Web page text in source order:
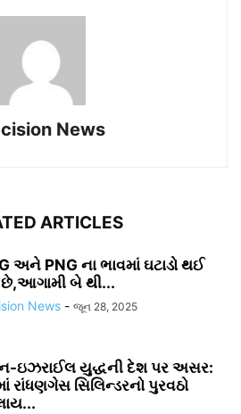
News
ARTICLES
અને PNG ના ભાવમાં ઘટાડો થઈ
બે થી...
News - જૂન 28, 2025
ઇઝરાઈલ યુદ્ધની દેશ પર અસર:
રાંધણગેસ સિલિન્ડરનો પુરવઠો